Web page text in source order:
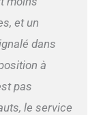
usine se
tissu et
en
et le tissu
rendent la
et un
dans
à
pas
le service